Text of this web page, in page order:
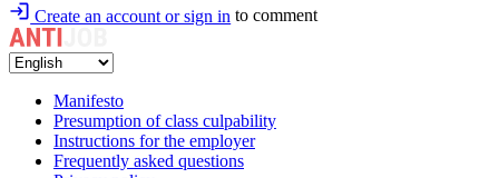
Create an account or sign in to comment
Manifesto
Presumption of class culpability
Instructions for the employer
Frequently asked questions